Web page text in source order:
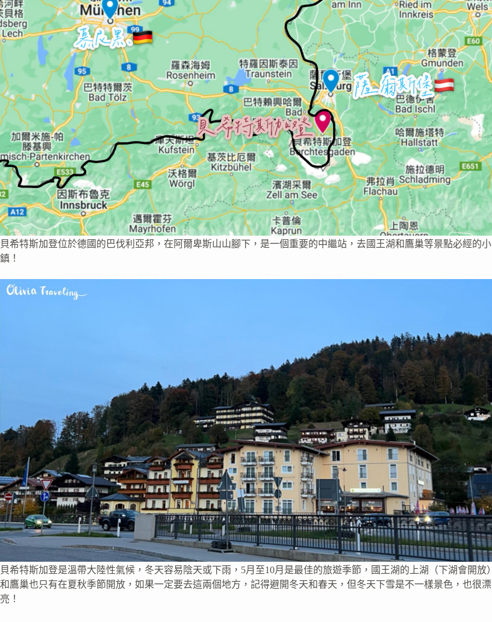
貝希特斯加登位於德國的巴伐利亞邦，在阿爾卑斯山山腳下，是一個重要的中繼站，去國王湖和鷹巢等景點必經的小
鎮！
貝希特斯加登是溫帶大陸性氣候，冬天容易陰天或下雨，5月至10月是最佳的旅遊季節，國王湖的上湖（下湖會開放）
和鷹巢也只有在夏秋季節開放，如果一定要去這兩個地方，記得避開冬天和春天，但冬天下雪是不一樣景色，也很漂
亮！